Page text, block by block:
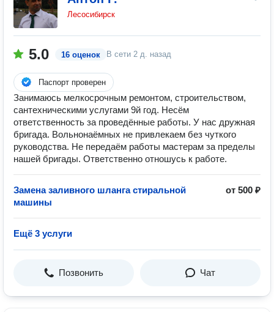
Лесосибирск
5.0 16 оценок В сети 2 д. назад
Паспорт проверен
Занимаюсь мелкосрочным ремонтом, строительством,
сантехническими услугами 9й год. Несём
ответственность за проведённые работы. У нас дружная
бригада. Вольнонаёмных не привлекаем без чуткого
руководства. Не передаём работы мастерам за пределы
нашей бригады. Ответственно отношусь к работе.
Замена заливного шланга стиральной
машины
от 500 ₽
Ещё 3 услуги
Позвонить Чат